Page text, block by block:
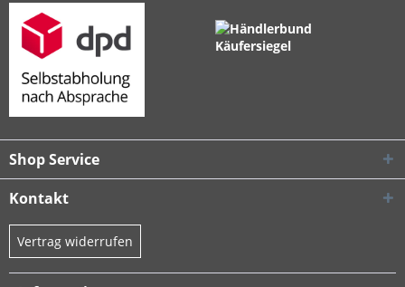
Shop Service
Kontakt
Vertrag widerrufen